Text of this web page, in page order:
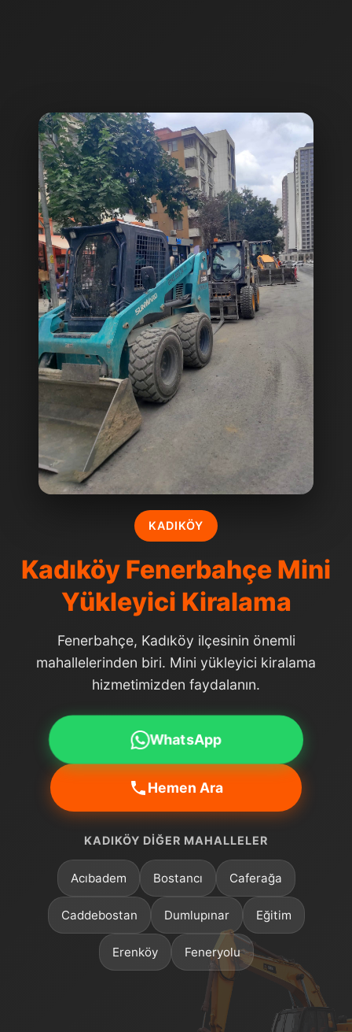
KADIKÖY
Kadıköy Fenerbahçe Mini
Yükleyici Kiralama
Fenerbahçe, Kadıköy ilçesinin önemli
mahallelerinden biri. Mini yükleyici kiralama
hizmetimizden faydalanın.
WhatsApp
Hemen Ara
KADIKÖY DIĞER MAHALLELER
Acıbadem Bostancı Caferağa
Caddebostan Dumlupınar Eğitim
Erenköy Feneryolu